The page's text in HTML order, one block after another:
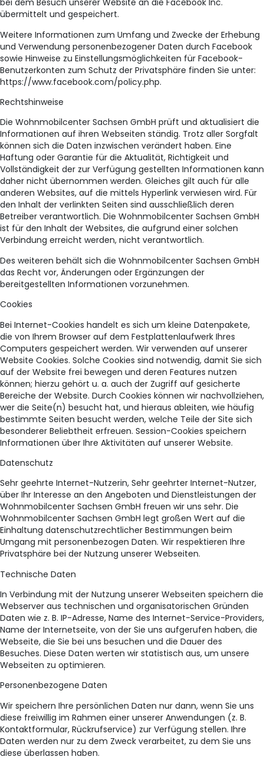
bei dem Besuch unserer Website an die Facebook Inc.
übermittelt und gespeichert.
Weitere Informationen zum Umfang und Zwecke der Erhebung
und Verwendung personenbezogener Daten durch Facebook
sowie Hinweise zu Einstellungsmöglichkeiten für Facebook-
Benutzerkonten zum Schutz der Privatsphäre finden Sie unter:
https://www.facebook.com/policy.php.
Rechtshinweise
Die Wohnmobilcenter Sachsen GmbH prüft und aktualisiert die
Informationen auf ihren Webseiten ständig. Trotz aller Sorgfalt
können sich die Daten inzwischen verändert haben. Eine
Haftung oder Garantie für die Aktualität, Richtigkeit und
Vollständigkeit der zur Verfügung gestellten Informationen kann
daher nicht übernommen werden. Gleiches gilt auch für alle
anderen Websites, auf die mittels Hyperlink verwiesen wird. Für
den Inhalt der verlinkten Seiten sind ausschließlich deren
Betreiber verantwortlich. Die Wohnmobilcenter Sachsen GmbH
ist für den Inhalt der Websites, die aufgrund einer solchen
Verbindung erreicht werden, nicht verantwortlich.
Des weiteren behält sich die Wohnmobilcenter Sachsen GmbH
das Recht vor, Änderungen oder Ergänzungen der
bereitgestellten Informationen vorzunehmen.
Cookies
Bei Internet-Cookies handelt es sich um kleine Datenpakete,
die von Ihrem Browser auf dem Festplattenlaufwerk Ihres
Computers gespeichert werden. Wir verwenden auf unserer
Website Cookies. Solche Cookies sind notwendig, damit Sie sich
auf der Website frei bewegen und deren Features nutzen
können; hierzu gehört u. a. auch der Zugriff auf gesicherte
Bereiche der Website. Durch Cookies können wir nachvollziehen,
wer die Seite(n) besucht hat, und hieraus ableiten, wie häufig
bestimmte Seiten besucht werden, welche Teile der Site sich
besonderer Beliebtheit erfreuen. Session-Cookies speichern
Informationen über Ihre Aktivitäten auf unserer Website.
Datenschutz
Sehr geehrte Internet-Nutzerin, Sehr geehrter Internet-Nutzer,
über Ihr Interesse an den Angeboten und Dienstleistungen der
Wohnmobilcenter Sachsen GmbH freuen wir uns sehr. Die
Wohnmobilcenter Sachsen GmbH legt großen Wert auf die
Einhaltung datenschutzrechtlicher Bestimmungen beim
Umgang mit personenbezogen Daten. Wir respektieren Ihre
Privatsphäre bei der Nutzung unserer Webseiten.
Technische Daten
In Verbindung mit der Nutzung unserer Webseiten speichern die
Webserver aus technischen und organisatorischen Gründen
Daten wie z. B. IP-Adresse, Name des Internet-Service-Providers,
Name der Internetseite, von der Sie uns aufgerufen haben, die
Webseite, die Sie bei uns besuchen und die Dauer des
Besuches. Diese Daten werten wir statistisch aus, um unsere
Webseiten zu optimieren.
Personenbezogene Daten
Wir speichern Ihre persönlichen Daten nur dann, wenn Sie uns
diese freiwillig im Rahmen einer unserer Anwendungen (z. B.
Kontaktformular, Rückrufservice) zur Verfügung stellen. Ihre
Daten werden nur zu dem Zweck verarbeitet, zu dem Sie uns
diese überlassen haben.